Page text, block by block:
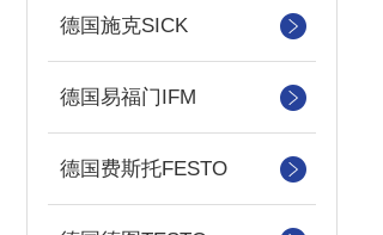
德国施克SICK
德国易福门IFM
德国费斯托FESTO